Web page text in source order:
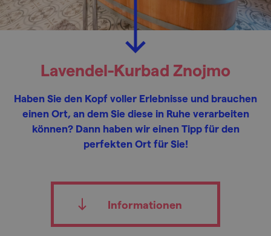
Lavendel-Kurbad Znojmo
Haben Sie den Kopf voller Erlebnisse und brauchen
einen Ort, an dem Sie diese in Ruhe verarbeiten
können? Dann haben wir einen Tipp für den
perfekten Ort für Sie!
Informationen